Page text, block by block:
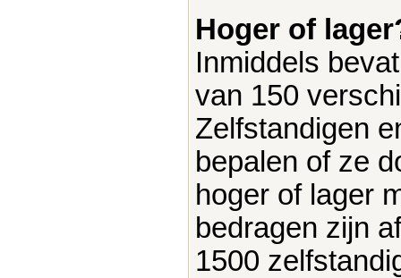
Hoger of
Inmiddels
van 150
Zelfstandigen
bepalen of ze
hoger of lager
bedragen zijn
1500